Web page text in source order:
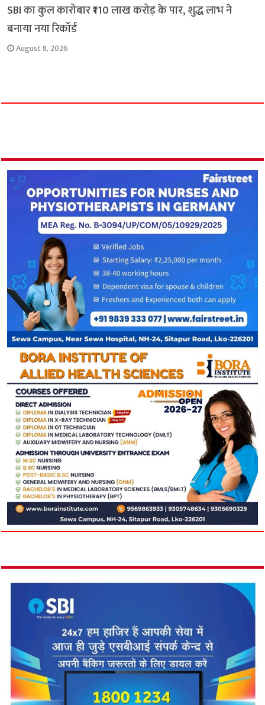
SBI का कुल कारोबार ₹110 लाख करोड़ के पार, शुद्ध लाभ ने
बनाया नया रिकॉर्ड
August 8, 2026